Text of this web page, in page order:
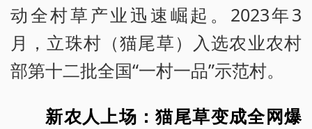
动全村草产业迅速崛起。2023年3
月，立珠村（猫尾草）入选农业农村
部第十二批全国“一村一品”示范村。
新农人上场：猫尾草变成全网爆